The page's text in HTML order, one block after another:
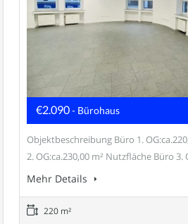
€2.090- Bürohaus
Objektbeschreibung Büro 1.
2. OG:ca.230,00 m² Nutzfläche Büro 3.
Mehr Details
220 m²